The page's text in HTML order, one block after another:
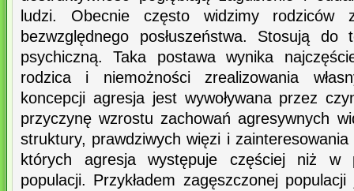
ludzi. Obecnie często widzimy rodziców
bezwzględnego posłuszeństwa. Stosują
psychiczną. Taka postawa wynika
rodzica i niemożności zrealizowania
koncepcji agresja jest wywoływana przez
przyczynę wzrostu zachowań agresywnych
struktury, prawdziwych więzi i
których agresja występuje częściej niż w
populacji. Przykładem zagęszczonej